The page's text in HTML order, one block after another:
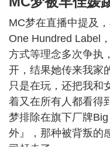
MC梦在直播中提及
One Hundred Label
方式等理念多次争执
开，结果她传来我家
只是在玩，还把我和
着又在所有人都看得
梦排除在旗下厂牌
外』，那种被背叛的